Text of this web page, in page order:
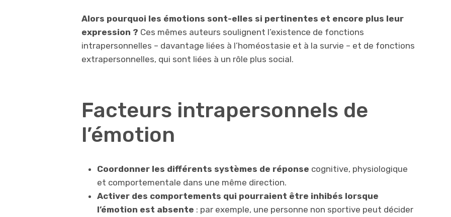
Alors pourquoi les émotions sont-elles si pertinentes et encore plus leur
expression ? Ces mêmes auteurs soulignent l’existence de fonctions
intrapersonnelles – davantage liées à l’homéostasie et à la survie – et de fonctions
extrapersonnelles, qui sont liées à un rôle plus social.
Facteurs intrapersonnels de
l’émotion
Coordonner les différents systèmes de réponse cognitive, physiologique
et comportementale dans une même direction.
Activer des comportements qui pourraient être inhibés lorsque
l’émotion est absente : par exemple, une personne non sportive peut décider